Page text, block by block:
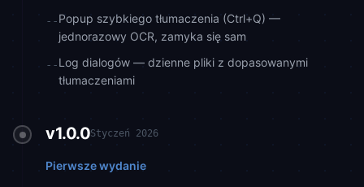
--Popup szybkiego tłumaczenia (Ctrl+Q) —
jednorazowy OCR, zamyka się sam
--Log dialogów — dzienne pliki z dopasowanymi
tłumaczeniami
v1.0.0Styczeń 2026
Pierwsze wydanie